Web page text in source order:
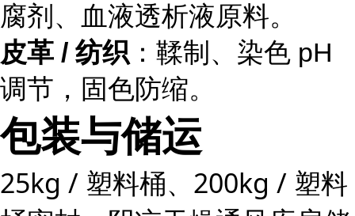
腐剂、血液透析液原料。
皮革 / 纺织 ：鞣制、染色 pH
调节，固色防缩。
包装与储运
25kg / 塑料桶、200kg / 塑料